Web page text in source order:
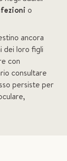
o
ancora
dei loro figli
con
consultare
persiste per